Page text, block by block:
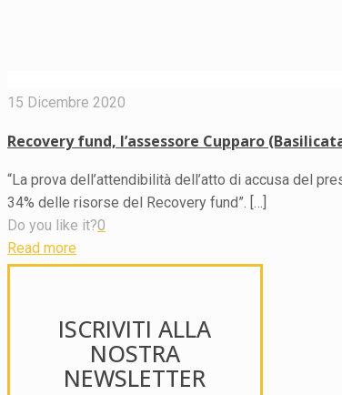
15 Dicembre 2020
Recovery fund, l’assessore Cupparo
“La prova dell’attendibilità dell’atto di accusa del
34% delle risorse del Recovery fund”. […]
Do you like it?0
Read more
ISCRIVITI ALLA
NOSTRA
NEWSLETTER